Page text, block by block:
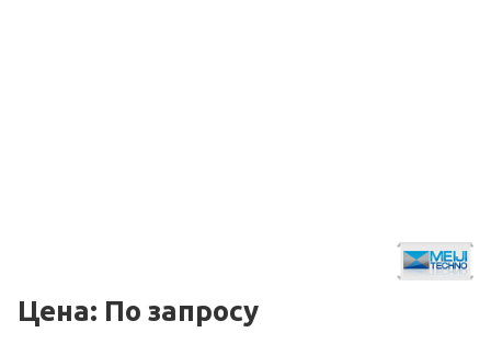
Цена: По запросу